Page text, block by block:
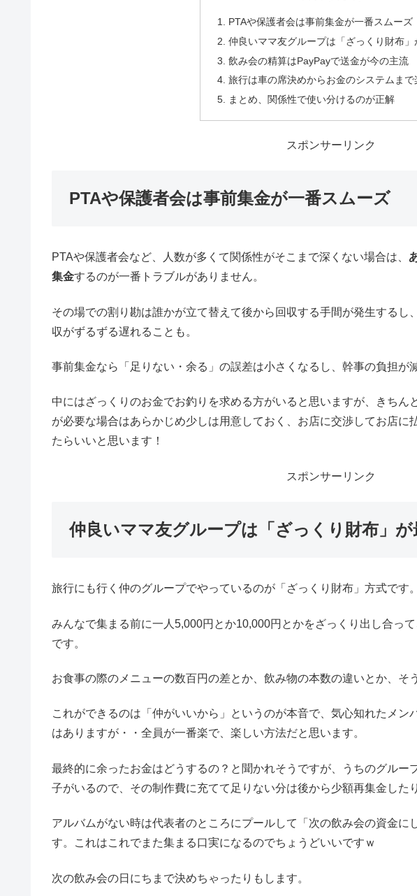
この記事では、関係性・場面別に「うちはこうしてる」をまとめてみま
目次
PTAや保護者会は事前集金が一番スムーズ
旅行は車の席決めからお金のシステムまで
PTAや保護者会は事前集金が一番スムーズ
PTAや保護者会など、人数が多くて関係性がそこまで深くない場合は、
その場での割り勘は誰かが立て替えて後から回収する手間が発生するし
事前集金なら「足りない・余る」の誤差は小さくなるし、幹事の負担が
中にはざっくりのお金でお釣りを求める方がいると思いますが、きちん
たらいいと思います！